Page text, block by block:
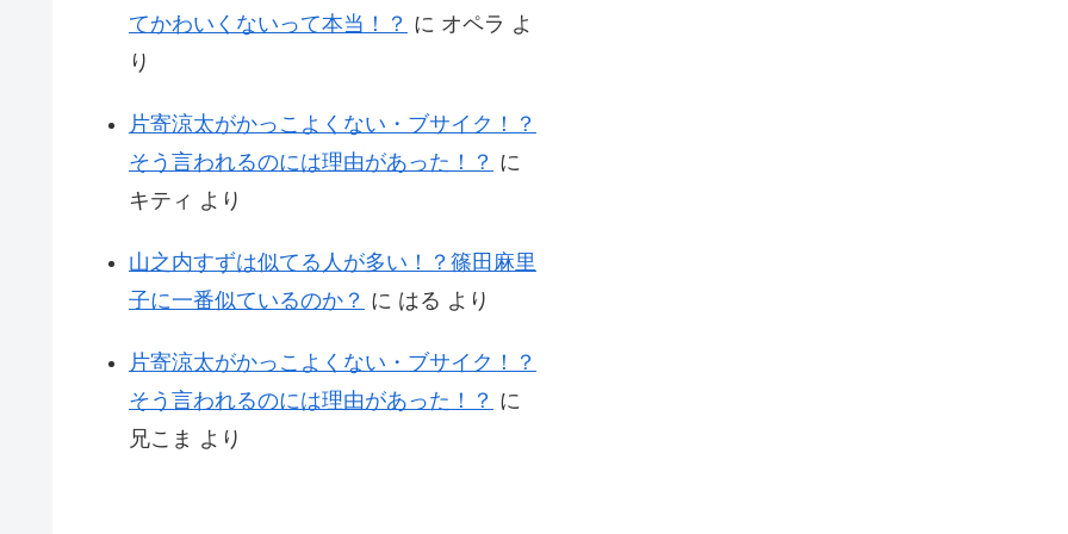
てかわいくないって本当！？ に オペラ よ
り
片寄涼太がかっこよくない・ブサイク！？
そう言われるのには理由があった！？ に
キティ より
山之内すずは似てる人が多い！？篠田麻里
子に一番似ているのか？ に はる より
片寄涼太がかっこよくない・ブサイク！？
そう言われるのには理由があった！？ に
兄こま より